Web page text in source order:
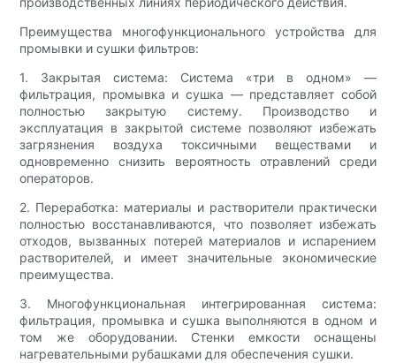
Преимущества многофункционального устройства для
промывки и сушки фильтров:
1. Закрытая система: Система «три в одном» —
фильтрация, промывка и сушка — представляет собой
полностью закрытую систему. Производство и
эксплуатация в закрытой системе позволяют избежать
загрязнения воздуха токсичными веществами и
одновременно снизить вероятность отравлений среди
операторов.
2. Переработка: материалы и растворители практически
полностью восстанавливаются, что позволяет избежать
отходов, вызванных потерей материалов и испарением
растворителей, и имеет значительные экономические
преимущества.
3. Многофункциональная интегрированная система:
фильтрация, промывка и сушка выполняются в одном и
том же оборудовании. Стенки емкости оснащены
нагревательными рубашками для обеспечения сушки.